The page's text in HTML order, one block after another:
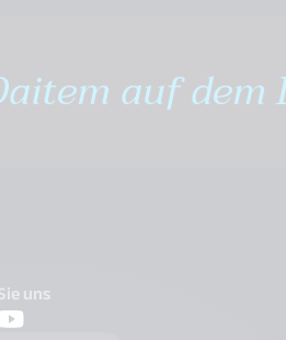
auf dem
uns